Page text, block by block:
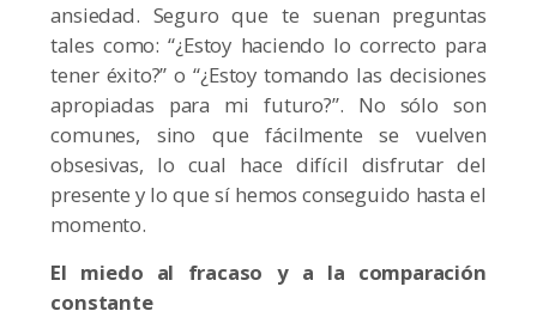
ansiedad. Seguro que te suenan preguntas
tales como: “¿Estoy haciendo lo correcto para
tener éxito?” o “¿Estoy tomando las decisiones
apropiadas para mi futuro?”. No sólo son
comunes, sino que fácilmente se vuelven
obsesivas, lo cual hace difícil disfrutar del
presente y lo que sí hemos conseguido hasta el
momento.
El miedo al fracaso y a la comparación
constante